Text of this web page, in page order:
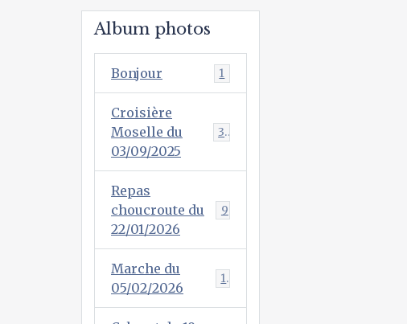
Album photos
Bonjour 1
Croisière
Moselle du
03/09/2025
38
Repas
choucroute du
22/01/2026
Marche du
05/02/2026
1